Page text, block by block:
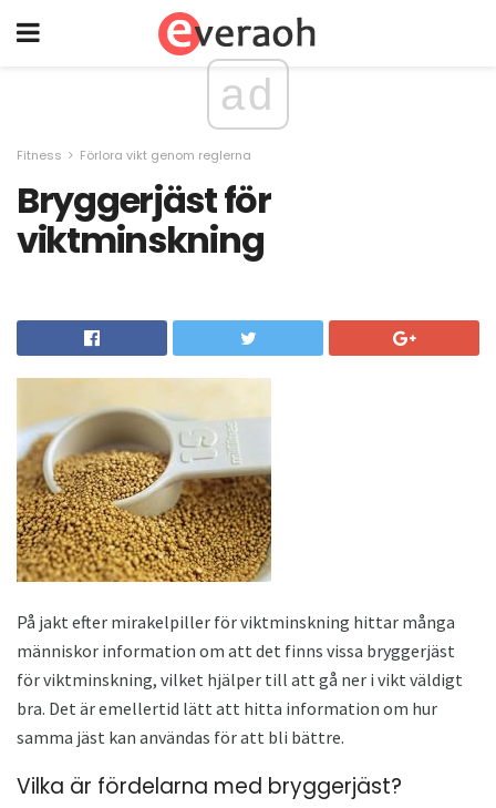
ad
Fitness Förlora vikt genom reglerna
Bryggerjäst för
viktminskning
På jakt efter mirakelpiller för viktminskning hittar många
människor information om att det finns vissa bryggerjäst
för viktminskning, vilket hjälper till att gå ner i vikt väldigt
bra. Det är emellertid lätt att hitta information om hur
samma jäst kan användas för att bli bättre.
Vilka är fördelarna med bryggerjäst?